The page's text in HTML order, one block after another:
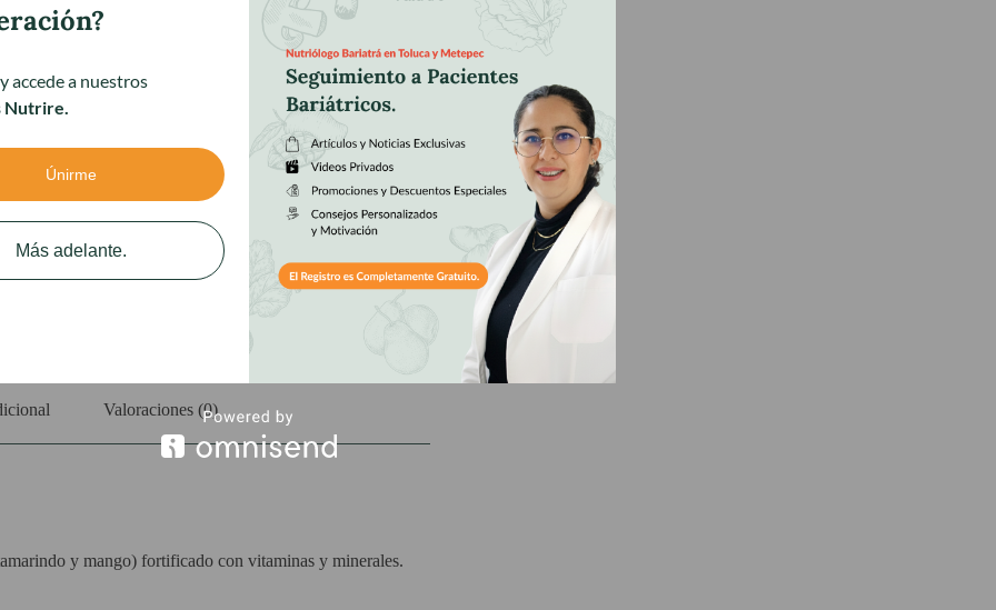
al carrito
Valoraciones (0)
y mango) fortificado con vitaminas y minerales.
accede a nuestros
Nutrire.
Únirme
Más adelante.